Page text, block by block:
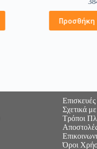
Επισκευές
Σχετικά
Τρόποι
Όροι